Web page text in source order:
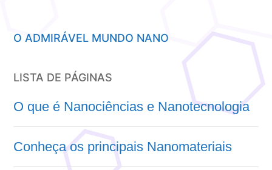
O ADMIRÁVEL MUNDO NANO
LISTA DE PÁGINAS
O que é Nanociências e Nanotecnologia
Conheça os principais Nanomateriais